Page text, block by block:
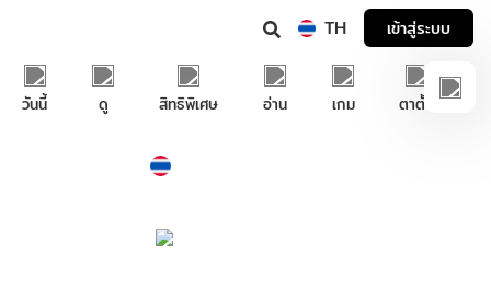
TH เข้าสู่ระบบ
วันนี้ ดู สิทธิพิเศษ อ่าน เกม ตาตั้ง